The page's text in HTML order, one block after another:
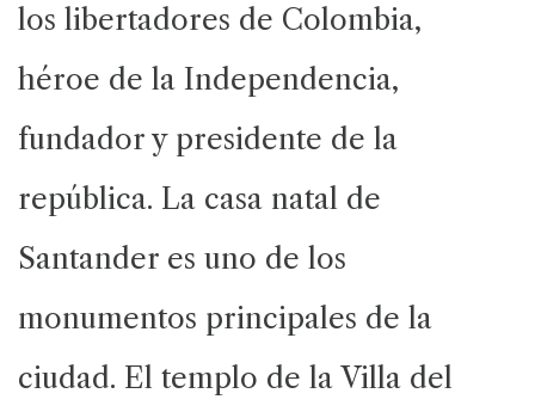
los libertadores de Colombia,
héroe de la Independencia,
fundador y presidente de la
república. La casa natal de
Santander es uno de los
monumentos principales de la
ciudad. El templo de la Villa del